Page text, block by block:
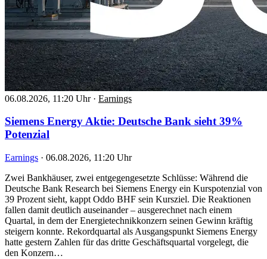
06.08.2026, 11:20 Uhr · Earnings
Siemens Energy Aktie: Deutsche Bank sieht 39%
Potenzial
Earnings · 06.08.2026, 11:20 Uhr
Zwei Bankhäuser, zwei entgegengesetzte Schlüsse: Während die
Deutsche Bank Research bei Siemens Energy ein Kurspotenzial von
39 Prozent sieht, kappt Oddo BHF sein Kursziel. Die Reaktionen
fallen damit deutlich auseinander – ausgerechnet nach einem
Quartal, in dem der Energietechnikkonzern seinen Gewinn kräftig
steigern konnte. Rekordquartal als Ausgangspunkt Siemens Energy
hatte gestern Zahlen für das dritte Geschäftsquartal vorgelegt, die
den Konzern…